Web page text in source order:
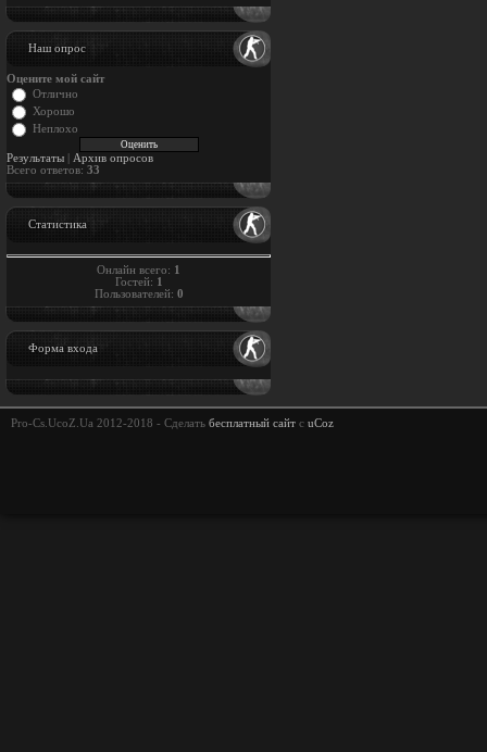
Наш опрос
Оцените мой сайт
Отлично
Хорошо
Неплохо
Результаты
Архив опросов
Всего ответов: 33
Статистика
Онлайн всего: 1
Гостей: 1
Пользователей: 0
Форма входа
Pro-Cs.UcoZ.Ua 2012-2018 - Сделать бесплатный сайт с uCoz